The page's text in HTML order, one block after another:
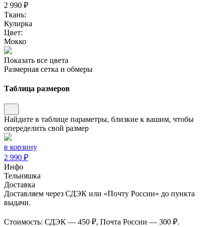
2 990 ₽
Ткань:
Кулирка
Цвет:
Мокко
Показать все цвета
Размерная сетка и обмеры
Таблица размеров
Найдите в таблице параметры, близкие к вашим, чтобы
опеределить свой размер
в корзину
2 990 ₽
Инфо
Тельняшка
Доставка
Доставляем через СДЭК или «Почту России» до пункта
выдачи.
Стоимость: СДЭК — 450 ₽, Почта России — 300 ₽.